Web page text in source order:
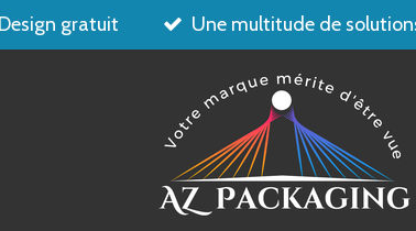
Design gratuit Une multitude de